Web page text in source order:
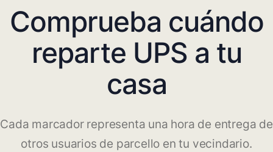
Comprueba cuándo
reparte UPS a tu
casa
Cada marcador representa una hora de entrega de
otros usuarios de parcello en tu vecindario.